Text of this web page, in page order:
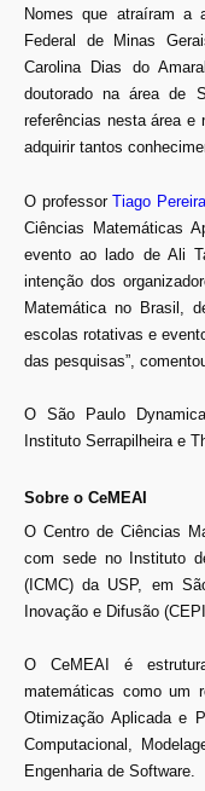
Nomes que atraíram a
Federal de Minas
Carolina Dias do
doutorado na área de
referências nesta área e
adquirir tantos
O professorTiago Pereira
Ciências Matemáticas
evento ao lado de Ali
intenção dos
Matemática no Brasil,
escolas rotativas e
das pesquisas”,
O São Paulo
Instituto Serrapilheira e
Sobre o CeMEAI
O Centro de Ciências
com sede no Instituto
(ICMC) da USP, em
Inovação e Difusão
O CeMEAI é
matemáticas como um
Otimização Aplicada e
Computacional,
Engenharia de Software.